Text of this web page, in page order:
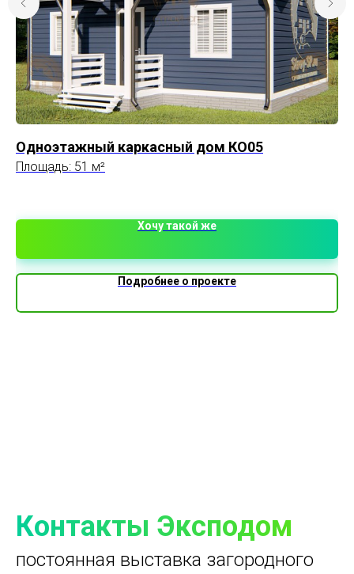
Одноэтажный каркасный дом КО05
Площадь: 51 м²
Хочу такой же
Подробнее о проекте
Контакты Эксподом
постоянная выставка загородного